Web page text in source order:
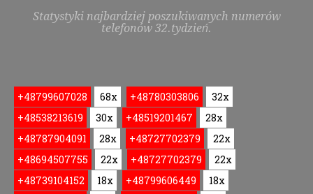
Statystyki najbardziej poszukiwanych numerów
telefonów 32.tydzień.
+48799607028 68x +48780303806
32x
+48538213619
30x +48519201467
28x
+48787904091
28x +48727702379
22x
+48694507755
22x +48727702379
22x
+48739104152
18x +48799606449
18x